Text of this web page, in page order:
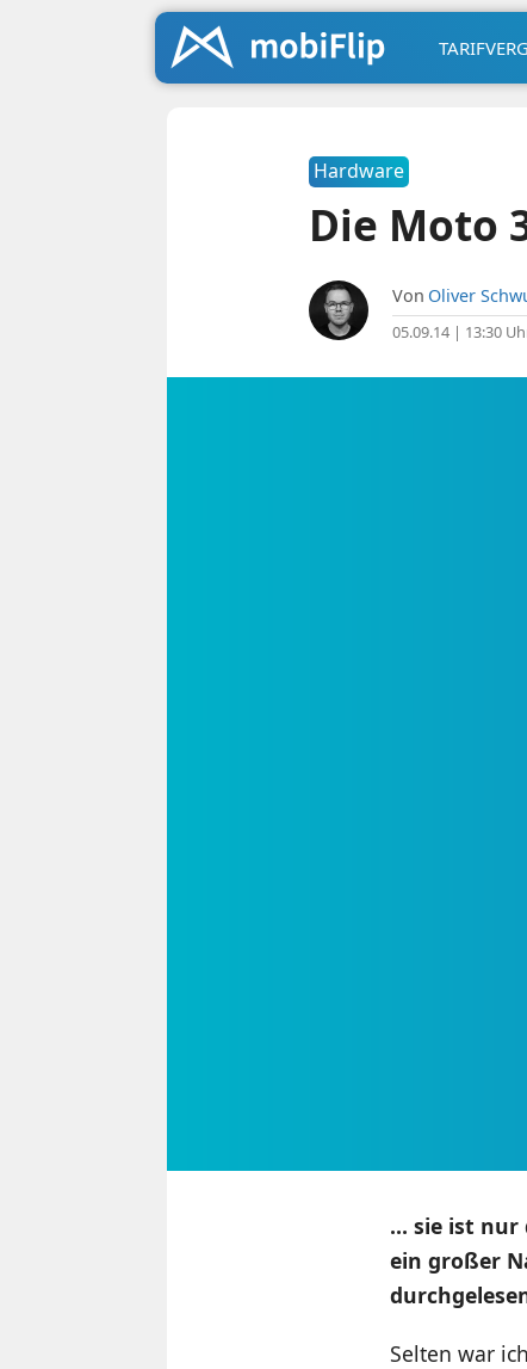
Hardware
Die Moto
Von Oliver
05.09.14 | 13:30
… sie ist nur
ein großer
Selten war